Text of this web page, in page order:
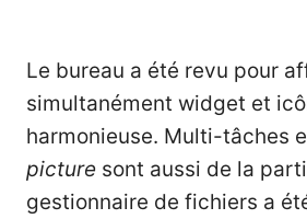
Le bureau a été revu pour
simultanément widget et
harmonieuse. Multi-tâches
picture sont aussi de la
gestionnaire de fichiers a